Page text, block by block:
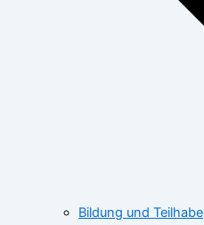
Bildung und Teilhabe